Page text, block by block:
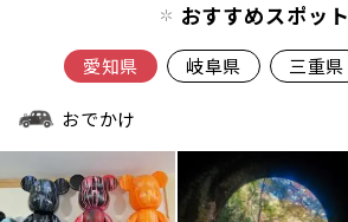
おすすめスポット
愛知県 岐阜県 三重県
おでかけ